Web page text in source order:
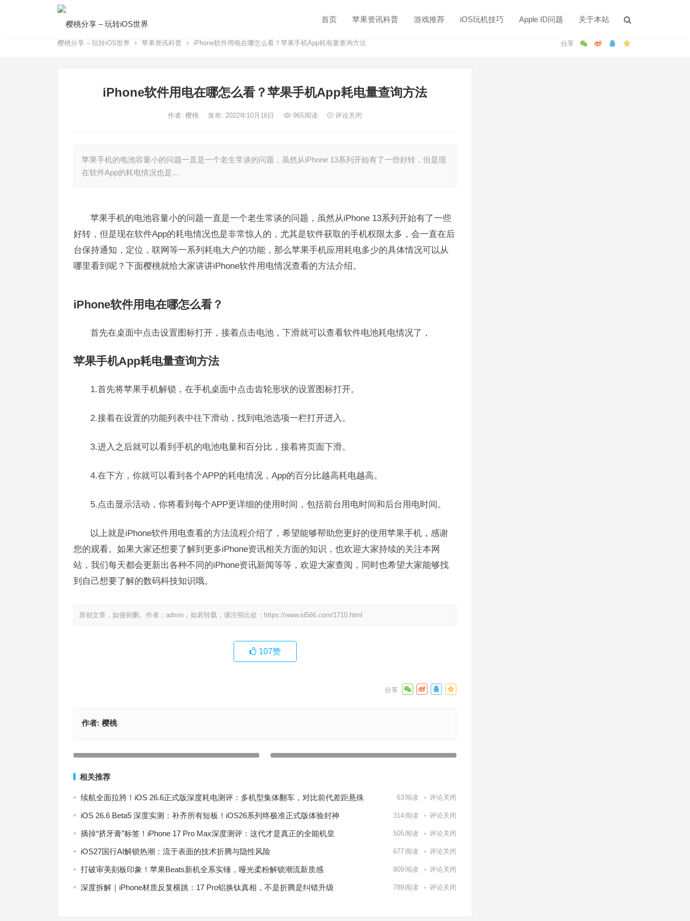
首页 苹果资讯科普 游戏推荐 iOS玩机技巧 Apple ID问题 关于本站
樱桃分享 – 玩转iOS世界 苹果资讯科普 iPhone软件用电在哪怎么看？苹果手机App耗电量查询方法
iPhone软件用电在哪怎么看？苹果手机App耗电量查询方法
作者: 樱桃 发布: 2022年10月16日 965阅读 评论关闭
苹果手机的电池容量小的问题一直是一个老生常谈的问题，虽然从iPhone 13系列开始有了一些好转，但是现
在软件App的耗电情况也是…
苹果手机的电池容量小的问题一直是一个老生常谈的问题，虽然从iPhone 13系列开始有了一些
好转，但是现在软件App的耗电情况也是非常惊人的，尤其是软件获取的手机权限太多，会一直在后
台保持通知，定位，联网等一系列耗电大户的功能，那么苹果手机应用耗电多少的具体情况可以从
哪里看到呢？下面樱桃就给大家讲讲iPhone软件用电情况查看的方法介绍。
iPhone软件用电在哪怎么看？
首先在桌面中点击设置图标打开，接着点击电池，下滑就可以查看软件电池耗电情况了，
苹果手机App耗电量查询方法
1.首先将苹果手机解锁，在手机桌面中点击齿轮形状的设置图标打开。
2.接着在设置的功能列表中往下滑动，找到电池选项一栏打开进入。
3.进入之后就可以看到手机的电池电量和百分比，接着将页面下滑。
4.在下方，你就可以看到各个APP的耗电情况，App的百分比越高耗电越高。
5.点击显示活动，你将看到每个APP更详细的使用时间，包括前台用电时间和后台用电时间。
以上就是iPhone软件用电查看的方法流程介绍了，希望能够帮助您更好的使用苹果手机，感谢
您的观看。如果大家还想要了解到更多iPhone资讯相关方面的知识，也欢迎大家持续的关注本网
站，我们每天都会更新出各种不同的iPhone资讯新闻等等，欢迎大家查阅，同时也希望大家能够找
到自己想要了解的数码科技知识哦。
原创文章，如侵则删。作者：admin，如若转载，请注明出处： https://www.id566.com/1710.html
107赞
作者: 樱桃
相关推荐
续航全面拉胯！iOS 26.6正式版深度耗电测评：多机型集体翻车，对比前代差距悬殊 63 阅读 评论关闭
iOS 26.6 Beta5 深度实测：补齐所有短板！iOS26系列终极准正式版体验封神 314 阅读 评论关闭
摘掉“挤牙膏”标签！iPhone 17 Pro Max深度测评：这代才是真正的全能机皇 505 阅读 评论关闭
iOS27国行AI解锁热潮：流于表面的技术折腾与隐性风险 677 阅读 评论关闭
打破审美刻板印象！苹果Beats新机全系实锤，哑光柔粉解锁潮流新质感 809 阅读 评论关闭
深度拆解｜iPhone材质反复横跳：17 Pro铝换钛真相，不是折腾是纠错升级 789 阅读 评论关闭